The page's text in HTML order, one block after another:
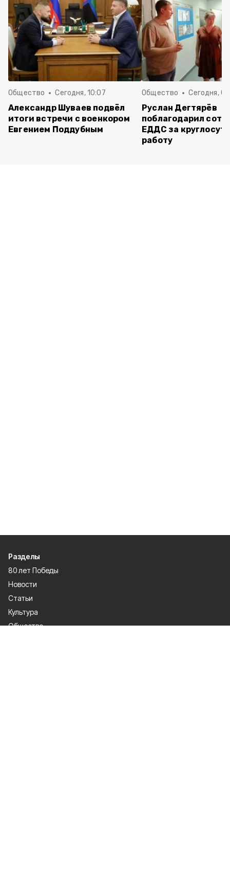
Общество Сегодня, 10:07
Александр Шуваев подвёл
итоги встречи с военкором
Евгением Поддубным
Общество Сегодня,
Руслан Дегтярёв
поблагодарил
ЕДДС за
работу
Разделы
80 лет Победы
Новости
Статьи
Культура
Общество